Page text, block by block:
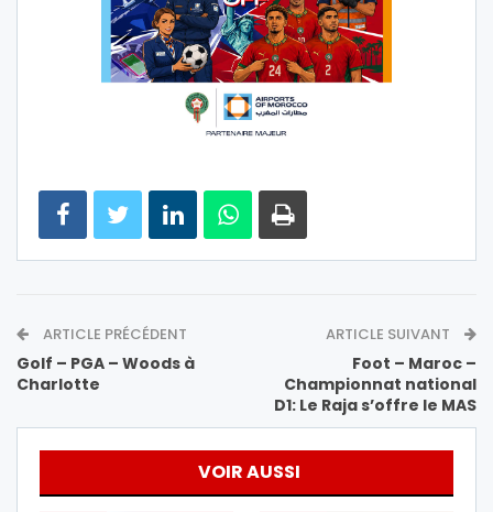
ARTICLE PRÉCÉDENT
Golf – PGA – Woods à
Charlotte
ARTICLE SUIVANT
Foot – Maroc –
Championnat national
D1: Le Raja s’offre le MAS
VOIR AUSSI